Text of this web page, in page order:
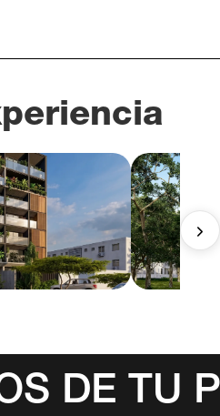
DE TU